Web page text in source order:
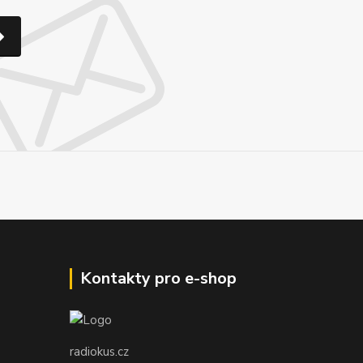
Kontakty pro e-shop
radiokus.cz